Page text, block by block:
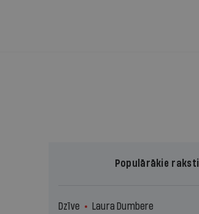
Populārākie raksti
Dzīve Laura Dumbere